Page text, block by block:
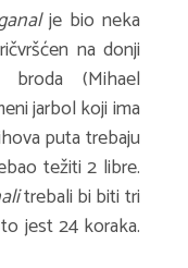
je bio neka
na donji
(Mihael
jarbol koji ima
puta trebaju
težiti 2 libre.
trebali bi biti tri
jest 24 koraka.